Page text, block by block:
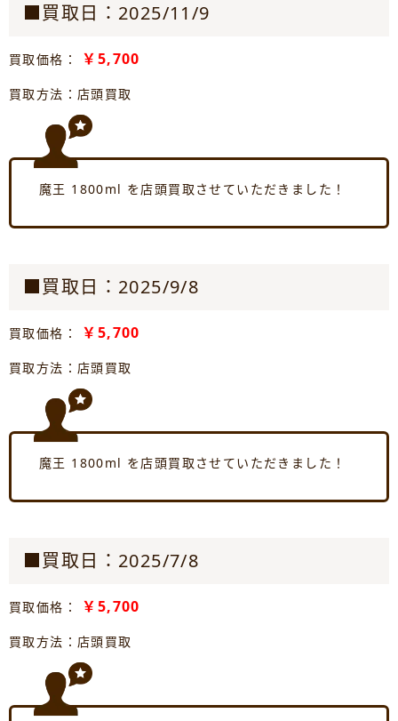
■買取日：2025/11/9
買取価格： ￥5,700
買取方法：店頭買取
魔王 1800ml を店頭買取させていただきました！
■買取日：2025/9/8
買取価格： ￥5,700
買取方法：店頭買取
魔王 1800ml を店頭買取させていただきました！
■買取日：2025/7/8
買取価格： ￥5,700
買取方法：店頭買取